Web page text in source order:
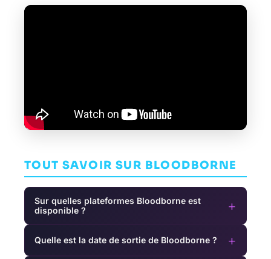
TOUT SAVOIR SUR BLOODBORNE
Sur quelles plateformes Bloodborne est
disponible ?
+
Quelle est la date de sortie de Bloodborne ? +